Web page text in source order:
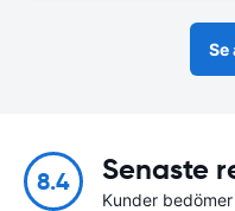
Se
8.4 Senaste
Kunder